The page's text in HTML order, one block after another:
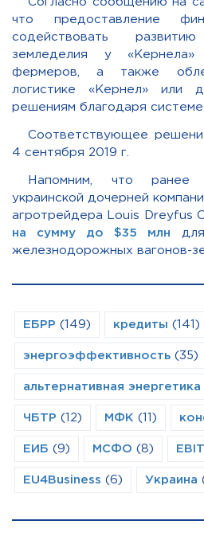
что предоставление
содействовать
земледелия у
фермеров, а также
логистике «Кернел» или
решениям благодаря системе
Соответствующее
4 сентября 2019 г.
Напомним, что ранее
украинской дочерней
агротрейдера Louis Dreyfus
на сумму до $35 млн
железнодорожных вагонов-
ЕБРР (149) кредиты (141)
энергоэффективность (35)
альтернативная энергетика
ЧБТР (12) МФК (11)
ЕИБ (9) МСФО (8)
EU4Business (6) Украина